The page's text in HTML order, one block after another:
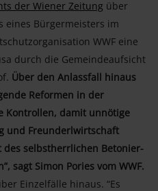
der Wiener Zeitung über
eines Bürgermeisters im
WWF eine
durch die Gemeindeaufsicht
Über den Anlassfall hinaus
Reformen in der
Kontrollen, damit unnötige
und Freunderlwirtschaft
des selbstherrlichen Betonier-
sagt Simon Pories vom WWF.
Einzelfälle hinaus. “Es